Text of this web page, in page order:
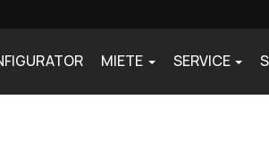
MIETE SERVICE